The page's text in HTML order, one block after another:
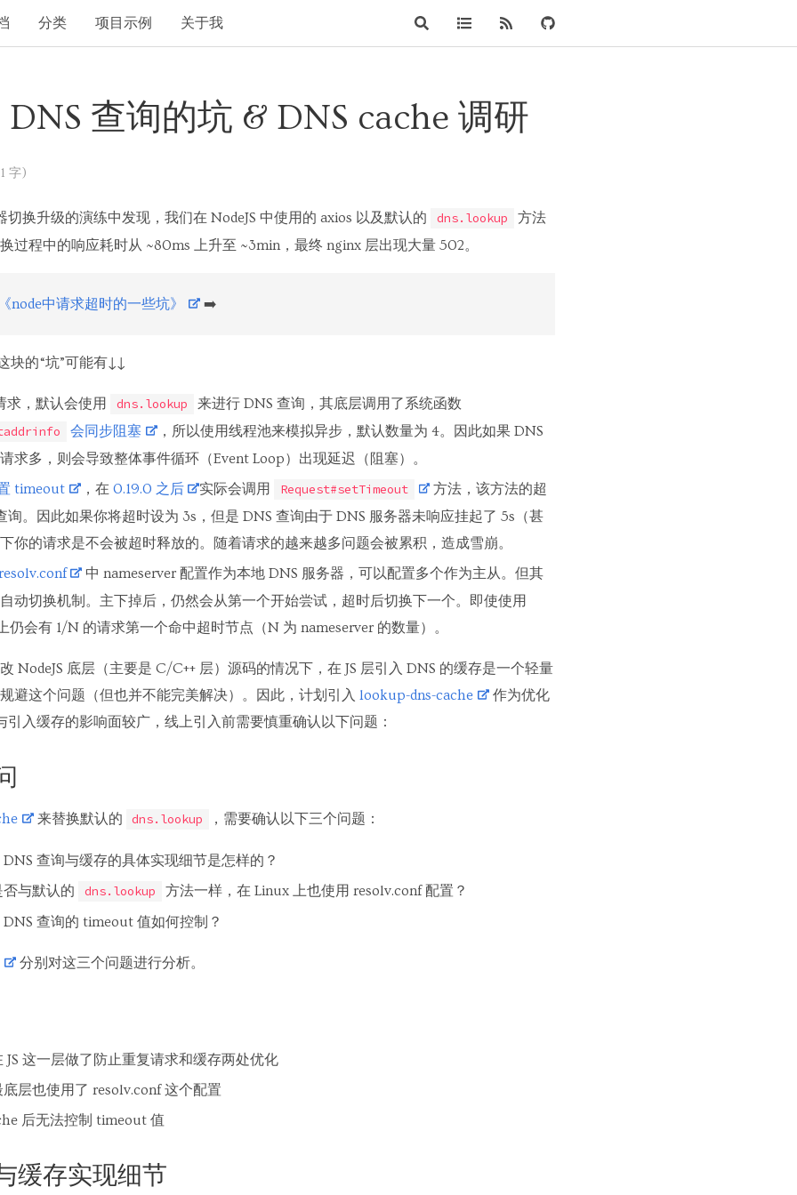
分类 项目示例 关于我
DNS 查询的坑 & DNS cache 调研
字)
切换升级的演练中发现，我们在 NodeJS 中使用的 axios 以及默认的 dns.lookup
方法
过程中的响应耗时从 ~80ms 上升至 ~3min，最终 nginx 层出现大量 502。
node中请求超时的一些坑》 ➡️
块的“坑”可能有↓↓
，默认会使用 dns.lookup 来进行 DNS 查询，其底层调用了系统函数
会同步阻塞
，所以使用线程池来模拟异步，默认数量为 4。因此如果 DNS
求多，则会导致整体事件循环（Event Loop）出现延迟（阻塞）。
timeout
，在 0.19.0 之后 实际会调用 Request#setTimeout
方法，该方法的超
询。因此如果你将超时设为 3s，但是 DNS 查询由于 DNS 服务器未响应挂起了 5s（甚
你的请求是不会被超时释放的。随着请求的越来越多问题会被累积，造成雪崩。
中 nameserver 配置作为本地 DNS 服务器，可以配置多个作为主从。但其
动切换机制。主下掉后，仍然会从第一个开始尝试，超时后切换下一个。即使使用
仍会有 1/N 的请求第一个命中超时节点（N 为 nameserver 的数量）。
NodeJS 底层（主要是 C/C++ 层）源码的情况下，在 JS 层引入 DNS 的缓存是一个轻量
避这个问题（但也并不能完美解决）。因此，计划引入 lookup-dns-cache
作为优化
引入缓存的影响面较广，线上引入前需要慎重确认以下问题：
来替换默认的 dns.lookup ，需要确认以下三个问题：
查询与缓存的具体实现细节是怎样的？
与默认的
dns.lookup
方法一样，在 Linux 上也使用 resolv.conf 配置？
查询的 timeout 值如何控制？
分别对这三个问题进行分析。
这一层做了防止重复请求和缓存两处优化
层也使用了 resolv.conf 这个配置
后无法控制 timeout 值
缓存实现细节